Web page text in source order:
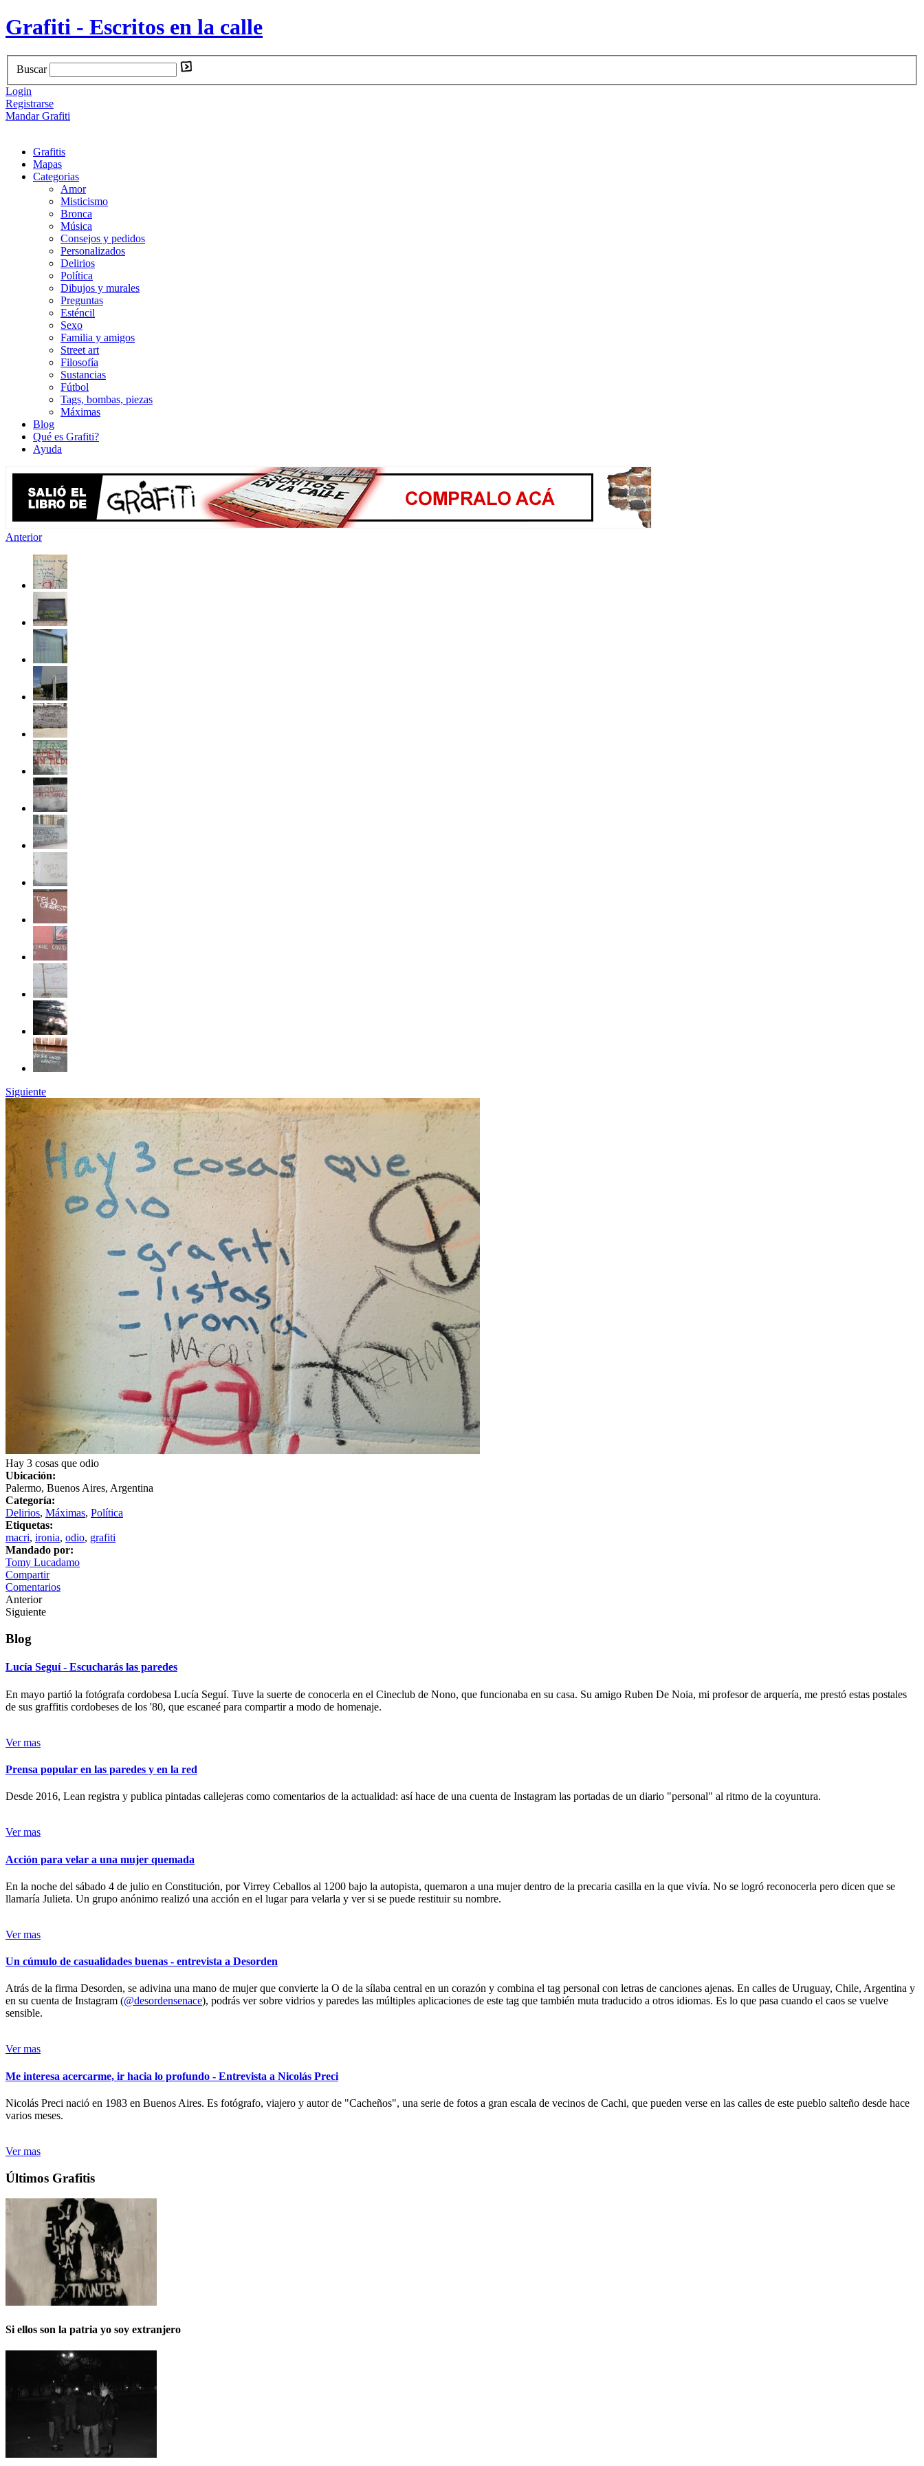
Grafiti - Escritos en la calle
Buscar
Login
Registrarse
Mandar Grafiti
Grafitis
Mapas
Categorias
Amor
Misticismo
Bronca
Música
Consejos y pedidos
Personalizados
Delirios
Política
Dibujos y murales
Preguntas
Esténcil
Sexo
Familia y amigos
Street art
Filosofía
Sustancias
Fútbol
Tags, bombas, piezas
Máximas
Blog
Qué es Grafiti?
Ayuda
Anterior
Siguiente
Hay 3 cosas que odio
Ubicación:
Palermo, Buenos Aires, Argentina
Categoría:
Delirios, Máximas, Política
Etiquetas:
macri, ironia, odio, grafiti
Mandado por:
Tomy Lucadamo
Compartir
Comentarios
Anterior
Siguiente
Blog
Lucía Seguí - Escucharás las paredes
En mayo partió la fotógrafa cordobesa Lucía Seguí. Tuve la suerte de conocerla en el Cineclub de Nono, que funcionaba en su casa. Su amigo Ruben De Noia, mi profesor de arquería, me prestó estas postales
de sus graffitis cordobeses de los '80, que escaneé para compartir a modo de homenaje.
Ver mas
Prensa popular en las paredes y en la red
Desde 2016, Lean registra y publica pintadas callejeras como comentarios de la actualidad: así hace de una cuenta de Instagram las portadas de un diario "personal" al ritmo de la coyuntura.
Ver mas
Acción para velar a una mujer quemada
En la noche del sábado 4 de julio en Constitución, por Virrey Ceballos al 1200 bajo la autopista, quemaron a una mujer dentro de la precaria casilla en la que vivía. No se logró reconocerla pero dicen que se
llamaría Julieta. Un grupo anónimo realizó una acción en el lugar para velarla y ver si se puede restituir su nombre.
Ver mas
Un cúmulo de casualidades buenas - entrevista a Desorden
Atrás de la firma Desorden, se adivina una mano de mujer que convierte la O de la sílaba central en un corazón y combina el tag personal con letras de canciones ajenas. En calles de Uruguay, Chile, Argentina y
en su cuenta de Instagram (@desordensenace), podrás ver sobre vidrios y paredes las múltiples aplicaciones de este tag que también muta traducido a otros idiomas. Es lo que pasa cuando el caos se vuelve
sensible.
Ver mas
Me interesa acercarme, ir hacia lo profundo - Entrevista a Nicolás Preci
Nicolás Preci nació en 1983 en Buenos Aires. Es fotógrafo, viajero y autor de "Cacheños", una serie de fotos a gran escala de vecinos de Cachi, que pueden verse en las calles de este pueblo salteño desde hace
varios meses.
Ver mas
Últimos Grafitis
Si ellos son la patria yo soy extranjero